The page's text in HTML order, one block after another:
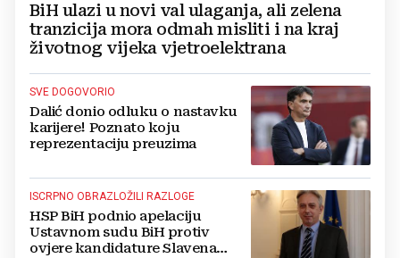
BiH ulazi u novi val ulaganja, ali zelena
tranzicija mora odmah misliti i na kraj
životnog vijeka vjetroelektrana
SVE DOGOVORIO
Dalić donio odluku o nastavku
karijere! Poznato koju
reprezentaciju preuzima
ISCRPNO OBRAZLOŽILI RAZLOGE
HSP BiH podnio apelaciju
Ustavnom sudu BiH protiv
ovjere kandidature Slavena